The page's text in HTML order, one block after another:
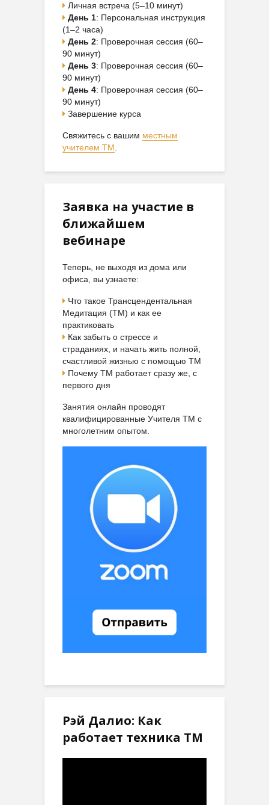
Личная встреча (5–10 минут)
День 1: Персональная инструкция
(1–2 часа)
День 2: Проверочная сессия (60–
90 минут)
День 3: Проверочная сессия (60–
90 минут)
День 4: Проверочная сессия (60–
90 минут)
Завершение курса
Свяжитесь с вашим местным
учителем ТМ.
Заявка на участие в
ближайшем
вебинаре
Теперь, не выходя из дома или
офиса, вы узнаете:
Что такое Трансцендентальная
Медитация (ТМ) и как ее
практиковать
Как забыть о стрессе и
страданиях, и начать жить полной,
счастливой жизнью с помощью ТМ
Почему ТМ работает сразу же, с
первого дня
Занятия онлайн проводят
квалифицированные Учителя ТМ с
многолетним опытом.
Рэй Далио: Как
работает техника ТМ